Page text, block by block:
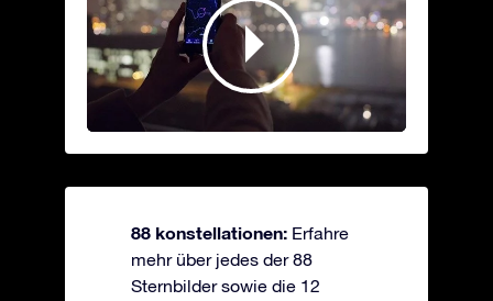
88 konstellationen: Erfahre
mehr über jedes der 88
Sternbilder sowie die 12